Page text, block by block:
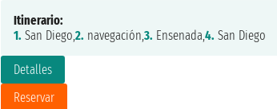
Detalles
Reservar
Itinerario:
1. San Diego,2. navegación,3. Ensenada,4. San Diego